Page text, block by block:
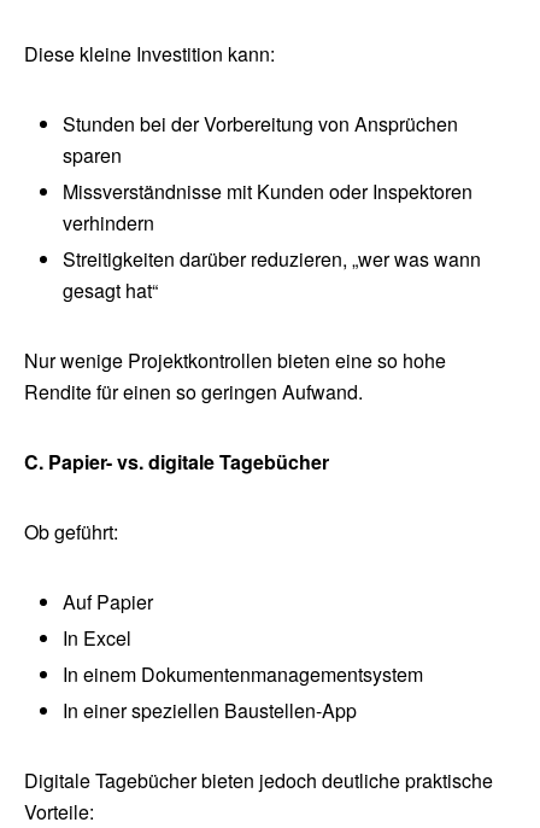
Diese kleine Investition kann:
Stunden bei der Vorbereitung von Ansprüchen
sparen
Missverständnisse mit Kunden oder Inspektoren
verhindern
Streitigkeiten darüber reduzieren, „wer was wann
gesagt hat“
Nur wenige Projektkontrollen bieten eine so hohe
Rendite für einen so geringen Aufwand.
C. Papier- vs. digitale Tagebücher
Ob geführt:
Auf Papier
In Excel
In einem Dokumentenmanagementsystem
In einer speziellen Baustellen-App
Digitale Tagebücher bieten jedoch deutliche praktische
Vorteile: